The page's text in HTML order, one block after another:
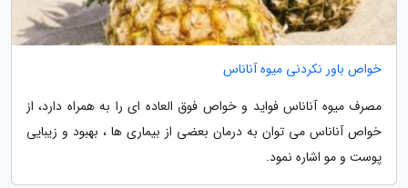
خواص باور نکردنی میوه آناناس
مصرف میوه آناناس فواید و خواص فوق العاده ای را به همراه دارد، از
خواص آناناس می توان به درمان بعضی از بیماری ها ، بهبود و زیبایی
پوست و مو اشاره نمود.